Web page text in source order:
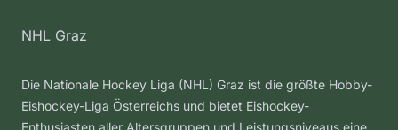
NHL Graz
Die Nationale Hockey Liga (NHL) Graz ist die größte Hobby-
Eishockey-Liga Österreichs und bietet Eishockey-
Enthusiasten aller Altersgruppen und Leistungsniveaus eine